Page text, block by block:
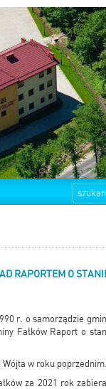
RAPORTEM O
r. o samorządzie
Fałków Raport o
Wójta w roku poprzednim.
za 2021 rok